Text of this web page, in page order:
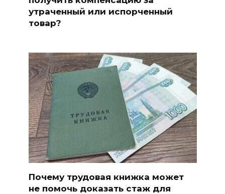
утраченный или испорченный
товар?
Почему трудовая книжка может
не помочь доказать стаж для